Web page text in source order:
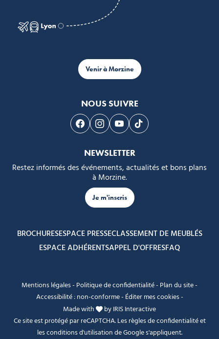
Venir à Morzine
NOUS SUIVRE
Suivez-nous sur Facebook
Suivez-nous sur Instagram
Suivez-nous sur Youtube
Suivez-nous sur
NEWSLETTER
Restez informés des événements, actualités et bons plans
à Morzine.
Je m'inscris
BROCHURESESPACE PRESSECLASSEMENT DE MEUBLÉS
ESPACE ADHÉRENTSAPPEL D'OFFRESFAQ
Mentions légales- Politique de confidentialité- Plan du site-
Accessibilité : non-conforme- Éditer mes cookies-
Made with
byIRIS Interactive
Ce site est protégé par reCAPTCHA. Lesrègles de confidentialitéet
lesconditions d'utilisationde Google s'appliquent.